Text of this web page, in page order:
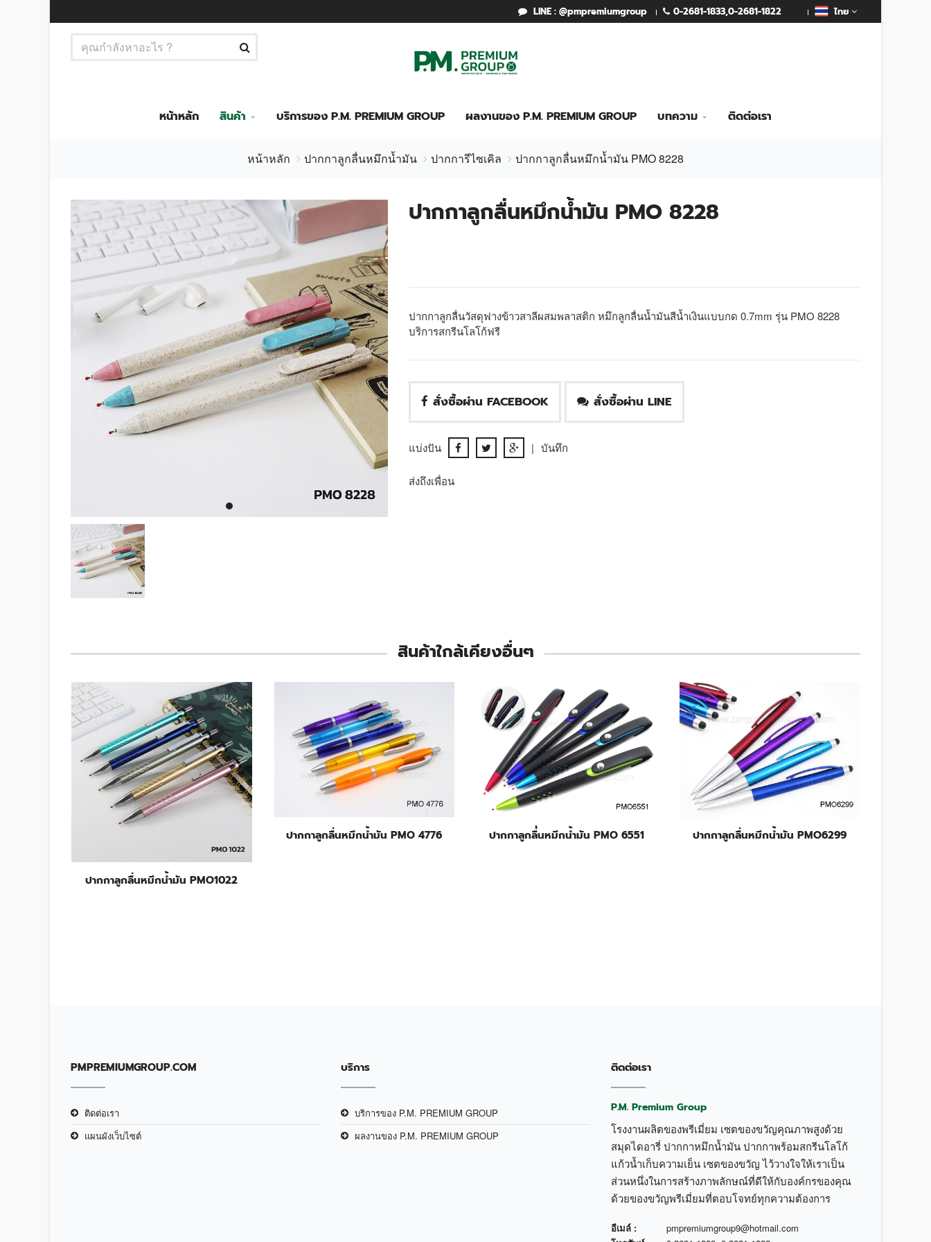
LINE : @pmpremiumgroup 0-2681-1833,0-2681-1822 ไทย
หน้าหลัก สินค้า บริการของ P.M. PREMIUM GROUP ผลงานของ P.M. PREMIUM GROUP บทความ ติดต่อเรา
หน้าหลัก ปากกาลูกลื่นหมึกน้ำมัน ปากการีไซเคิล ปากกาลูกลื่นหมึกน้ำมัน PMO 8228
ปากกาลูกลื่นหมึกน้ำมัน PMO 8228
ปากกาลูกลื่นวัสดุฟางข้าวสาลีผสมพลาสติก หมึกลูกลื่นน้ำมันสีน้ำเงินแบบกด 0.7mm รุ่น PMO 8228
บริการสกรีนโลโก้ฟรี
สั่งซื้อผ่าน FACEBOOK สั่งซื้อผ่าน LINE
แบ่งปัน | บันทึก
ส่งถึงเพื่อน
สินค้าใกล้เคียงอื่นๆ
ปากกาลูกลื่นหมึกน้ำมัน PMO1022
ปากกาลูกลื่นหมึกน้ำมัน PMO 4776 ปากกาลูกลื่่นหมึกน้ำมัน PMO 6551 ปากกาลูกลื่นหมึกน้ำมัน PMO6299
PMPREMIUMGROUP.COM
ติดต่อเรา
แผนผังเว็บไซต์
บริการ
บริการของ P.M. PREMIUM GROUP
ผลงานของ P.M. PREMIUM GROUP
ติดต่อเรา
P.M. Premium Group
โรงงานผลิตของพรีเมี่ยม เซตของขวัญคุณภาพสูงด้วย
สมุดไดอารี่ ปากกาหมึกน้ำมัน ปากกาพร้อมสกรีนโลโก้
แก้วน้ำเก็บความเย็น เซตของขวัญ ไว้วางใจให้เราเป็น
ส่วนหนึ่งในการสร้างภาพลักษณ์ที่ดีให้กับองค์กรของคุณ
ด้วยของขวัญพรีเมี่ยมที่ตอบโจทย์ทุกความต้องการ
อีเมล์ :
pmpremiumgroup9@hotmail.com